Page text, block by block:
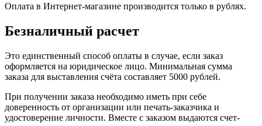
Оплата в Интернет-магазине производится только в рублях.
Безналичный расчет
Это единственный способ оплаты в случае, если заказ
оформляется на юридическое лицо. Минимальная сумма
заказа для выставления счёта составляет 5000 рублей.
При получении заказа необходимо иметь при себе
доверенность от организации или печать-заказчика и
удостоверение личности. Вместе с заказом выдаются счет-